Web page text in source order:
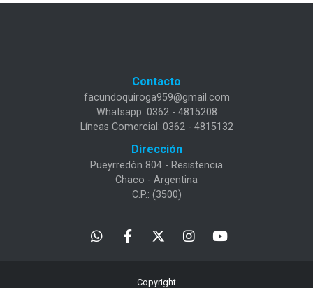
Contacto
facundoquiroga959@gmail.com
Whatsapp: 0362 - 4815208
Líneas Comercial: 0362 - 4815132
Dirección
Pueyrredón 804 - Resistencia
Chaco - Argentina
C.P.: (3500)
Copyright